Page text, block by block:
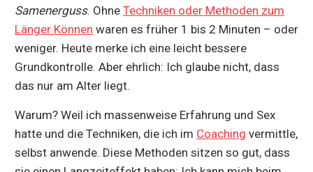
Samenerguss. Ohne Techniken oder Methoden zum
Länger Können waren es früher 1 bis 2 Minuten – oder
weniger. Heute merke ich eine leicht bessere
Grundkontrolle. Aber ehrlich: Ich glaube nicht, dass
das nur am Alter liegt.
Warum? Weil ich massenweise Erfahrung und Sex
hatte und die Techniken, die ich im Coaching vermittle,
selbst anwende. Diese Methoden sitzen so gut, dass